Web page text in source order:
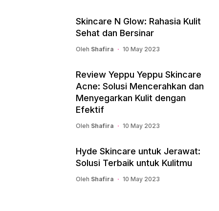
Skincare N Glow: Rahasia Kulit
Sehat dan Bersinar
Oleh Shafira 10 May 2023
Review Yeppu Yeppu Skincare
Acne: Solusi Mencerahkan dan
Menyegarkan Kulit dengan
Efektif
Oleh Shafira 10 May 2023
Hyde Skincare untuk Jerawat:
Solusi Terbaik untuk Kulitmu
Oleh Shafira 10 May 2023